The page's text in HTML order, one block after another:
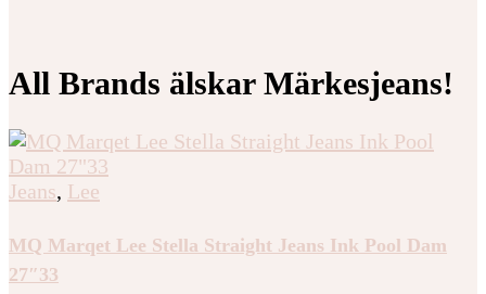
All Brands älskar Märkesjeans!
Jeans, Lee
MQ Marqet Lee Stella Straight Jeans Ink Pool Dam
27″33